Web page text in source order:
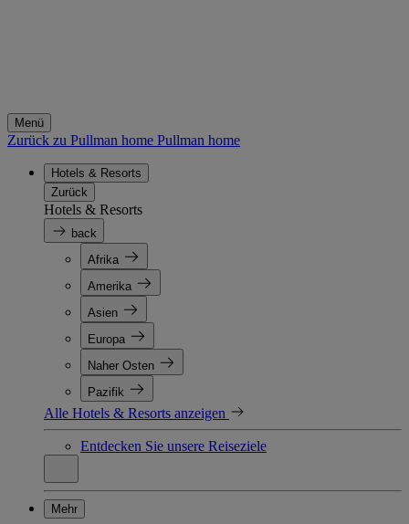
Menü
Zurück zu Pullman home Pullman home
Hotels & Resorts
Zurück
Hotels & Resorts
back
Afrika
Amerika
Asien
Europa
Naher Osten
Pazifik
Alle Hotels & Resorts anzeigen
Entdecken Sie unsere Reiseziele
Mehr